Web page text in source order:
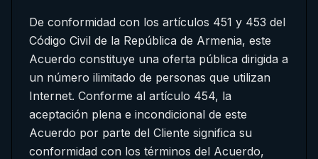
De conformidad con los artículos 451 y 453 del
Código Civil de la República de Armenia, este
Acuerdo constituye una oferta pública dirigida a
un número ilimitado de personas que utilizan
Internet. Conforme al artículo 454, la
aceptación plena e incondicional de este
Acuerdo por parte del Cliente significa su
conformidad con los términos del Acuerdo,